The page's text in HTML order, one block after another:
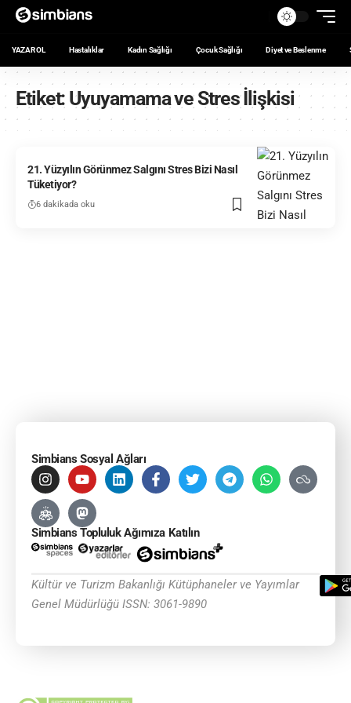
YAZAR OL Hastalıklar Kadın Sağlığı Çocuk Sağlığı Diyet ve Beslenme
Etiket: Uyuyamama ve Stres İlişkisi
21. Yüzyılın Görünmez Salgını Stres Bizi Nasıl
Tüketiyor?
6 dakikada oku
Simbians Sosyal Ağları
Simbians Topluluk Ağımıza Katılın
Kültür ve Turizm Bakanlığı Kütüphaneler ve Yayımlar
Genel Müdürlüğü ISSN: 3061-9890